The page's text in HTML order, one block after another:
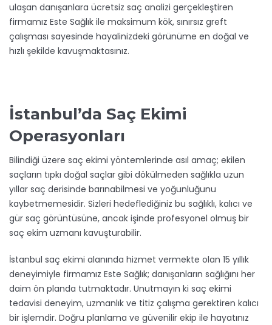
ulaşan danışanlara ücretsiz saç analizi gerçekleştiren
firmamız Este Sağlık ile maksimum kök, sınırsız greft
çalışması sayesinde hayalinizdeki görünüme en doğal ve
hızlı şekilde kavuşmaktasınız.
İstanbul’da Saç Ekimi
Operasyonları
Bilindiği üzere saç ekimi yöntemlerinde asıl amaç; ekilen
saçların tıpkı doğal saçlar gibi dökülmeden sağlıkla uzun
yıllar saç derisinde barınabilmesi ve yoğunluğunu
kaybetmemesidir. Sizleri hedeflediğiniz bu sağlıklı, kalıcı ve
gür saç görüntüsüne, ancak işinde profesyonel olmuş bir
saç ekim uzmanı kavuşturabilir.
İstanbul saç ekimi alanında hizmet vermekte olan 15 yıllık
deneyimiyle firmamız Este Sağlık; danışanların sağlığını her
daim ön planda tutmaktadır. Unutmayın ki saç ekimi
tedavisi deneyim, uzmanlık ve titiz çalışma gerektiren kalıcı
bir işlemdir. Doğru planlama ve güvenilir ekip ile hayatınız